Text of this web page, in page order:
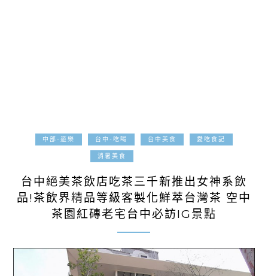
中部-遊樂 台中-吃喝 台中美食 愛吃食記
消暑美食
台中絕美茶飲店吃茶三千新推出女神系飲
品!茶飲界精品等級客製化鮮萃台灣茶 空中
茶園紅磚老宅台中必訪IG景點